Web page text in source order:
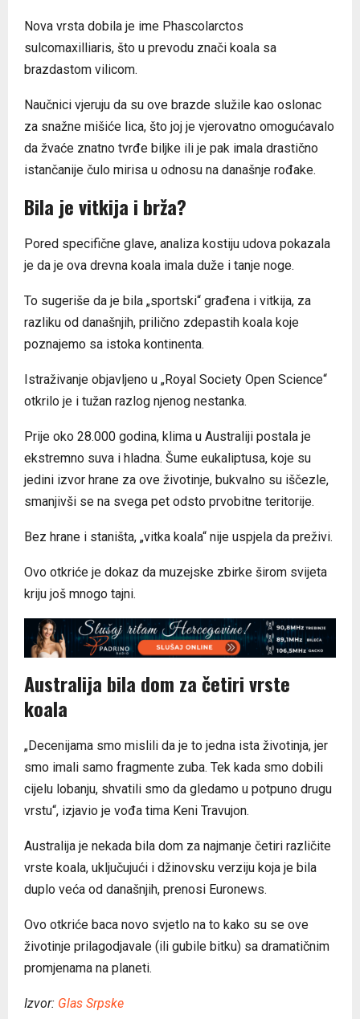
Nova vrsta dobila je ime Phascolarctos
sulcomaxilliaris, što u prevodu znači koala sa
brazdastom vilicom.
Naučnici vjeruju da su ove brazde služile kao oslonac
za snažne mišiće lica, što joj je vjerovatno omogućavalo
da žvaće znatno tvrđe biljke ili je pak imala drastično
istančanije čulo mirisa u odnosu na današnje rođake.
Bila je vitkija i brža?
Pored specifične glave, analiza kostiju udova pokazala
je da je ova drevna koala imala duže i tanje noge.
To sugeriše da je bila „sportski“ građena i vitkija, za
razliku od današnjih, prilično zdepastih koala koje
poznajemo sa istoka kontinenta.
Istraživanje objavljeno u „Royal Society Open Science“
otkrilo je i tužan razlog njenog nestanka.
Prije oko 28.000 godina, klima u Australiji postala je
ekstremno suva i hladna. Šume eukaliptusa, koje su
jedini izvor hrane za ove životinje, bukvalno su iščezle,
smanjivši se na svega pet odsto prvobitne teritorije.
Bez hrane i staništa, „vitka koala“ nije uspjela da preživi.
Ovo otkriće je dokaz da muzejske zbirke širom svijeta
kriju još mnogo tajni.
Australija bila dom za četiri vrste
koala
„Decenijama smo mislili da je to jedna ista životinja, jer
smo imali samo fragmente zuba. Tek kada smo dobili
cijelu lobanju, shvatili smo da gledamo u potpuno drugu
vrstu“, izjavio je vođa tima Keni Travujon.
Australija je nekada bila dom za najmanje četiri različite
vrste koala, uključujući i džinovsku verziju koja je bila
duplo veća od današnjih, prenosi Euronews.
Ovo otkriće baca novo svjetlo na to kako su se ove
životinje prilagodjavale (ili gubile bitku) sa dramatičnim
promjenama na planeti.
Izvor: Glas Srpske